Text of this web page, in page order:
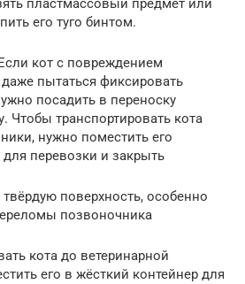
пластмассовый предмет или
его туго бинтом.
кот с повреждением
даже пытаться фиксировать
посадить в переноску
Чтобы транспортировать кота
нужно поместить его
перевозки и закрыть
поверхность, особенно
позвоночника
кота до ветеринарной
его в жёсткий контейнер для